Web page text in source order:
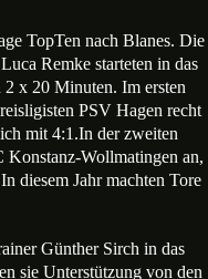
TopTen nach Blanes. Die
Remke starteten in das
x 20 Minuten. Im ersten
PSV Hagen recht
mit 4:1.In der zweiten
Konstanz-Wollmatingen an,
diesem Jahr machten Tore
Günther Sirch in das
sie Unterstützung von den